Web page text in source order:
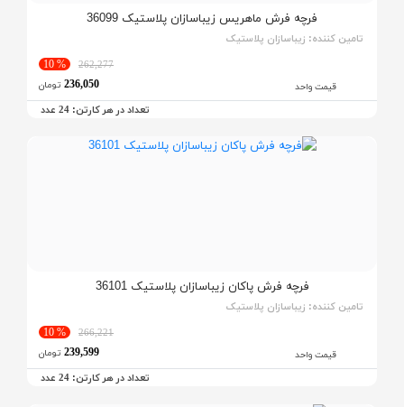
فرچه فرش ماهریس زیباسازان پلاستیک 36099
تامین کننده: زیباسازان پلاستیک
قیمت واحد
262,277
% 10
236,050 تومان
تعداد در هر کارتن: 24 عدد
فرچه فرش پاکان زیباسازان پلاستیک 36101
تامین کننده: زیباسازان پلاستیک
قیمت واحد
266,221
% 10
239,599 تومان
تعداد در هر کارتن: 24 عدد